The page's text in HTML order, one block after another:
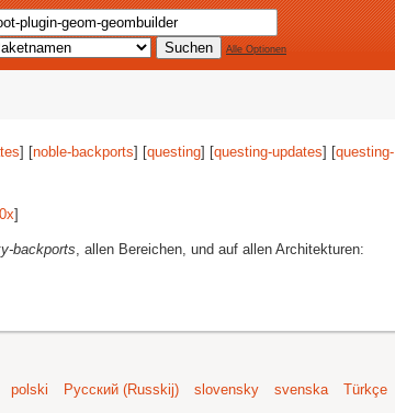
Alle Optionen
] [noble-backports] [questing] [questing-updates] [questing-
]
backports, allen Bereichen, und auf allen Architekturen:
polski Русский (Russkij) slovensky svenska
Türkçe